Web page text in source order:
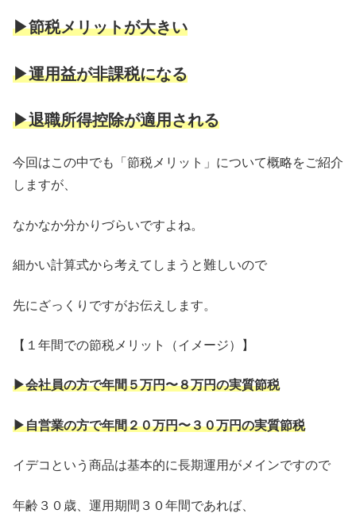
▶︎節税メリットが大きい
▶︎運用益が非課税になる
▶︎退職所得控除が適用される
今回はこの中でも「節税メリット」について概略をご紹介
しますが、
なかなか分かりづらいですよね。
細かい計算式から考えてしまうと難しいので
先にざっくりですがお伝えします。
【１年間での節税メリット（イメージ）】
▶︎会社員の方で年間５万円〜８万円の実質節税
▶︎自営業の方で年間２０万円〜３０万円の実質節税
イデコという商品は基本的に長期運用がメインですので
年齢３０歳、運用期間３０年間であれば、